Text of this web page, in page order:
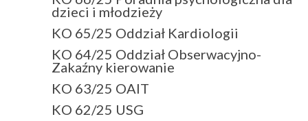
dzieci i młodzieży
KO 65/25 Oddział Kardiologii
KO 64/25 Oddział Obserwacyjno-
Zakaźny kierowanie
KO 63/25 OAIT
KO 62/25 USG